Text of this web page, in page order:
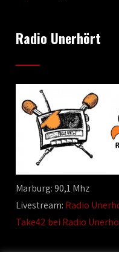
Radio Unerhört
Marburg: 90,1 Mhz
Livestream: Radio
Take42 bei Radio